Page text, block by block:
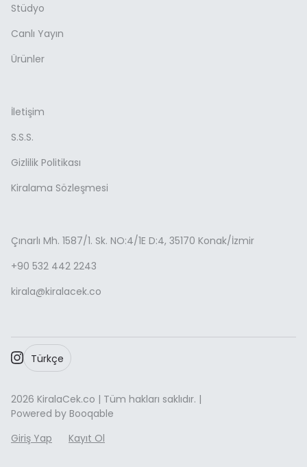
Stüdyo
Canlı Yayın
Ürünler
İletişim
S.S.S.
Gizlilik Politikası
Kiralama Sözleşmesi
Çınarlı Mh. 1587/1. Sk. NO:4/1E D:4, 35170 Konak/İzmir
+90 532 442 2243
kirala@kiralacek.co
2026 KiralaCek.co | Tüm hakları saklıdır. |
Powered by Booqable
Giriş Yap
Kayıt Ol
Türkçe